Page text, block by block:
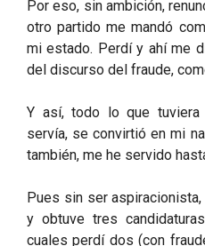
Por eso, sin ambición,
otro partido me mandó
mi estado. Perdí y ahí me
del discurso del fraude,
Y así, todo lo que
servía, se convirtió en mi
también, me he servido
Pues sin ser
y obtuve tres
cuales perdí dos (con